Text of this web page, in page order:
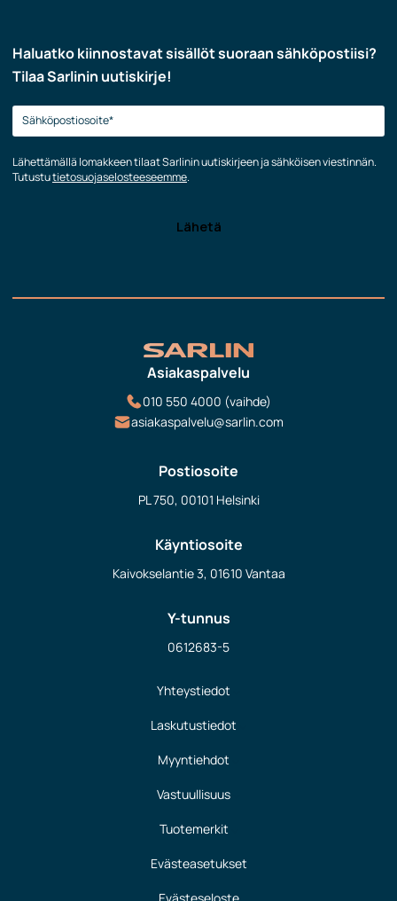
Haluatko kiinnostavat sisällöt suoraan sähköpostiisi?
Tilaa Sarlinin uutiskirje!
Lähettämällä lomakkeen tilaat Sarlinin uutiskirjeen ja sähköisen viestinnän.
Tutustutietosuojaselosteeseemme.
Asiakaspalvelu
010 550 4000 (vaihde)
asiakaspalvelu@sarlin.com
Postiosoite
PL 750, 00101 Helsinki
Käyntiosoite
Kaivokselantie 3, 01610 Vantaa
Y-tunnus
0612683-5
Yhteystiedot
Laskutustiedot
Myyntiehdot
Vastuullisuus
Tuotemerkit
Evästeasetukset